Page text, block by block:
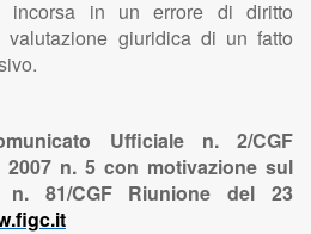
incorsa in un errore di diritto
valutazione giuridica di un fatto
Ufficiale n. 2/CGF
n. 5 con motivazione sul
n. 81/CGF Riunione del 23